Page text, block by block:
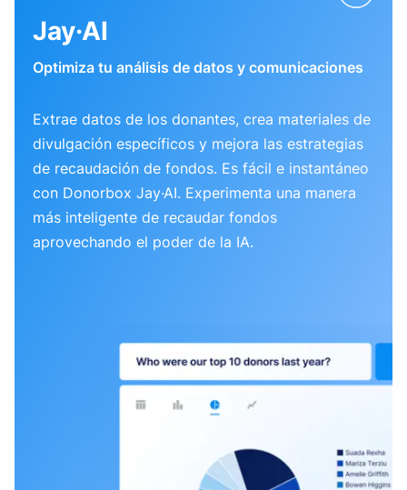
Jay·AI
Optimiza tu análisis de datos y comunicaciones
Extrae datos de los donantes, crea materiales de
divulgación específicos y mejora las estrategias
de recaudación de fondos. Es fácil e instantáneo
con Donorbox Jay·AI. Experimenta una manera
más inteligente de recaudar fondos
aprovechando el poder de la IA.